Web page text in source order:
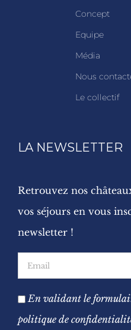
Concept
Equipe
Média
Nous
Le collectif
LA NEWSLETTER
Retrouvez nos
vos séjours en vous
newsletter !
En validant le
politique de